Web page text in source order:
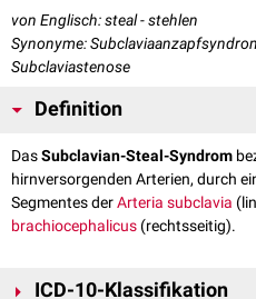
von Englisch: steal - stehlen
Synonyme:
Subclaviastenose
Definition
DasSubclavian-Steal-Syndrom
hirnversorgenden Arterien, durch
Segmentes derArteria subclavia
brachiocephalicus (rechtsseitig).
ICD-10-Klassifikation